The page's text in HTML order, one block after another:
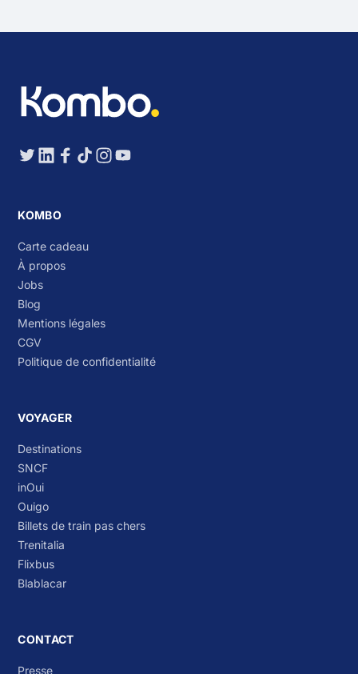
KOMBO
Carte cadeau
À propos
Jobs
Blog
Mentions légales
CGV
Politique de confidentialité
VOYAGER
Destinations
SNCF
inOui
Ouigo
Billets de train pas chers
Trenitalia
Flixbus
Blablacar
CONTACT
Presse